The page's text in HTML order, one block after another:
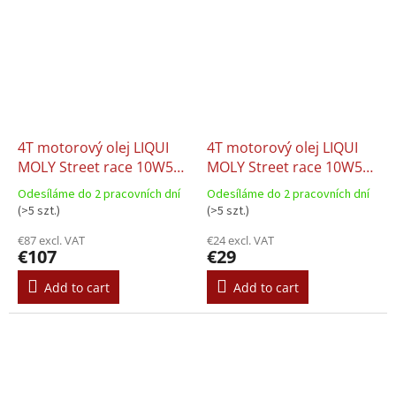
4T motorový olej LIQUI
MOLY Street race 10W50
(4l)
Odesíláme do 2 pracovních dní
(>5 szt.)
€87 excl. VAT
€107
Add to cart
4T motorový olej LIQUI
MOLY Street race 10W50
(1l)
Odesíláme do 2 pracovních dní
(>5 szt.)
€24 excl. VAT
€29
Add to cart